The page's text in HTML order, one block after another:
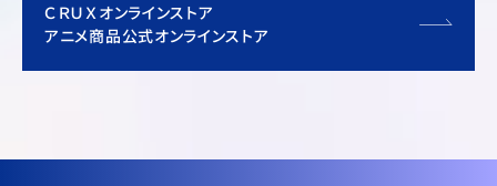
ＣＲＵＸオンラインストア
アニメ商品公式オンラインストア